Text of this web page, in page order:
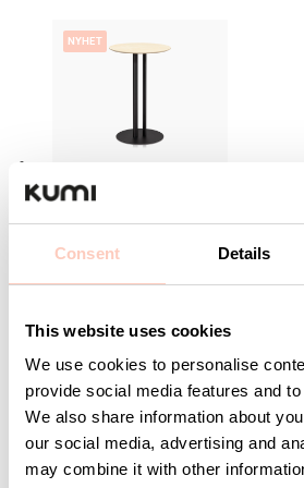
Consent Details
This website uses cookies
We use cookies to personalise
provide social media features and
We also share information about
our social media, advertising and
may combine it with other
NYHET
Ståbord 1050x700
Artikelnummer 13640-
Logga in för pris